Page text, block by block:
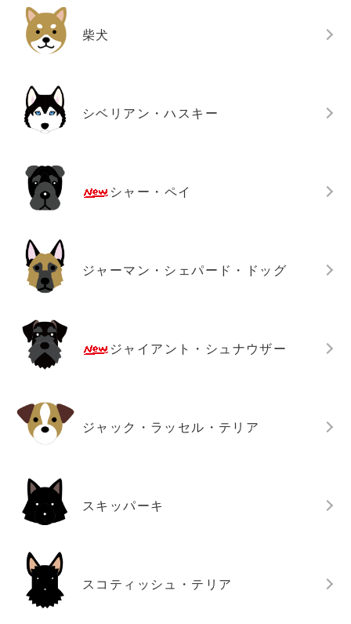
柴犬
シベリアン・ハスキー
シャー・ペイ
ジャーマン・シェパード・ドッグ
ジャイアント・シュナウザー
ジャック・ラッセル・テリア
スキッパーキ
スコティッシュ・テリア